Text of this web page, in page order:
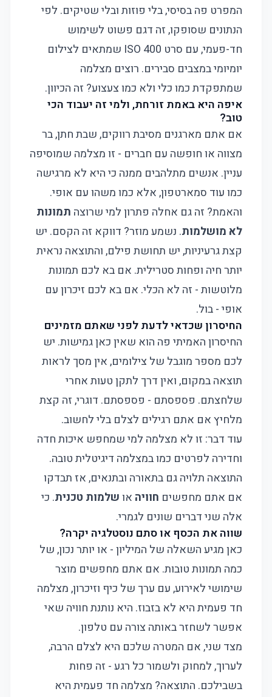
המפרט פה בסיסי, בלי פוזות ובלי שטיקים. לפי
הנתונים שסופקו, זה דגם פשוט לשימוש
חד-פעמי, עם סרט ISO 400 שמתאים לצילום
יומיומי במצבים סבירים. רוצים מצלמה
שמתפקדת כמו כלי ולא כמו צעצוע? זה הכיוון.
איפה היא באמת זורחת, ולמי זה יעבוד הכי
טוב?
אם אתם מארגנים מסיבת רווקים, שבת חתן, בר
מצווה או חופשה עם חברים - זו מצלמה שמוסיפה
עניין. אנשים מתלהבים ממנה כי היא לא מרגישה
כמו עוד סמארטפון, אלא כמו משהו עם אופי.
והאמת? זה גם אחלה פתרון למי שרוצה תמונות
לא מושלמות. נשמע מוזר? דווקא זה הקסם. יש
קצת גרעיניות, יש תחושת פילם, והתוצאה נראית
יותר חיה ופחות סטרילית. אם בא לכם תמונות
מלוטשות - זה לא הכלי. אם בא לכם זיכרון עם
אופי - בול.
החיסרון שכדאי לדעת לפני שאתם מזמינים
החיסרון האמיתי פה הוא שאין כאן גמישות. יש
לכם מספר מוגבל של צילומים, אין מסך לראות
תוצאה במקום, ואין דרך לתקן טעות אחרי
שלחצתם. פספסתם - פספסתם. דוגרי, זה קצת
מלחיץ אם אתם רגילים לצלם בלי לחשוב.
עוד דבר: זו לא מצלמה למי שמחפש איכות חדה
וחדירה לפרטים כמו במצלמה דיגיטלית טובה.
התוצאה תלויה גם בתאורה ובתנאים, אז תבדקו
אם אתם מחפשים חוויה אושלמות טכנית. כי
אלה שני דברים שונים לגמרי.
שווה את הכסף או סתם נוסטלגיה יקרה?
כאן מגיע השאלה של המיליון - או יותר נכון, של
כמה תמונות טובות. אם אתם מחפשים מוצר
שימושי לאירוע, עם ערך של כיף וזיכרון, מצלמה
חד פעמית היא לא בזבוז. היא נותנת חוויה שאי
אפשר לשחזר באותה צורה עם טלפון.
מצד שני, אם המטרה שלכם היא לצלם הרבה,
לערוך, למחוק ולשמור כל רגע - זה פחות
בשבילכם. התוצאה? מצלמה חד פעמית היא